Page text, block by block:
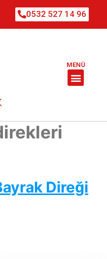
0532 527 14 96
MENÜ
Direği